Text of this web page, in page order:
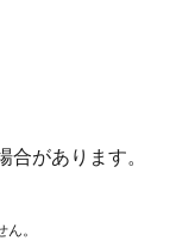
があります。
。